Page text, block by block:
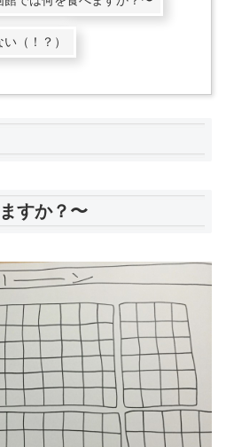
（！？）
すか？〜